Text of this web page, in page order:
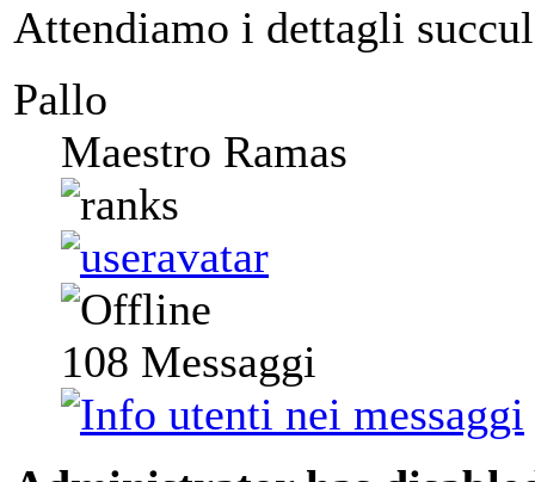
Attendiamo i dettagli
Pallo
Maestro Ramas
108 Messaggi